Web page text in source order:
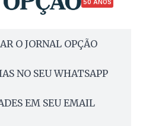
50 ANOS
O JORNAL OPÇÃO
NO SEU WHATSAPP
EM SEU EMAIL